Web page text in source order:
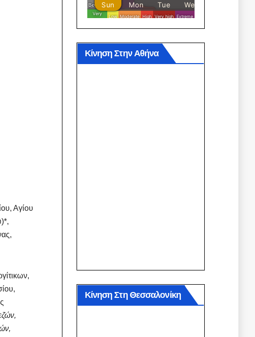
Αγίου
Κίνηση Στην Αθήνα
Κίνηση Στη Θεσσαλονίκη